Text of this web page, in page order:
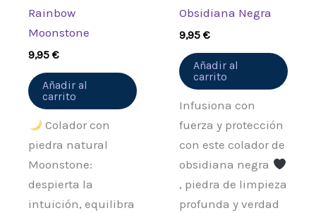
Rainbow
Moonstone
9,95€
Añadir al
carrito
Colador con
piedra natural
Moonstone:
despierta la
intuición, equilibra
Obsidiana Negra
9,95€
Añadir al
carrito
Infusiona con
fuerza y protección
con este colador de
obsidiana negra
, piedra de limpieza
profunda y verdad